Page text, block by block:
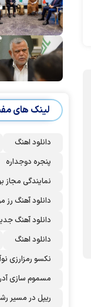
لینک های
دانلود اهنگ
پنجره دوجداره
نمایندگی مجاز
دانلود آهنگ رز‌
دانلود آهنگ
دانلود اهنگ
نکسو رمزارزی
مسموم سازی
ریپل در مسیر